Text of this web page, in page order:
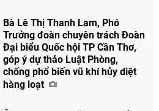
Bà Lê Thị Thanh Lam, Phó
Trưởng đoàn chuyên trách Đoàn
Đại biểu Quốc hội TP Cần Thơ,
góp ý dự thảo Luật Phòng,
chống phổ biến vũ khí hủy diệt
hàng loạt